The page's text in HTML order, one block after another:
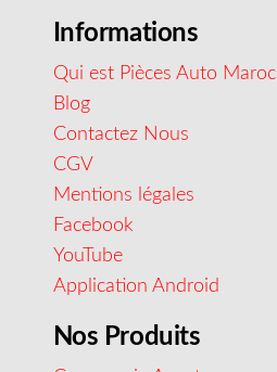
Informations
Qui est Pièces Auto Maroc
Blog
Contactez Nous
CGV
Mentions légales
Facebook
YouTube
Application Android
Nos Produits